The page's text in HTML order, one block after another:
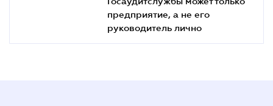
предприятие, а не его
руководитель лично